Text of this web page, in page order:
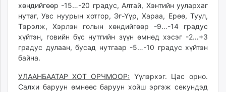
хөндийгөөр -15…-20 градус, Алтай, Хэнтийн уулархаг
нутаг, Увс нуурын хотгор, Эг-Үүр, Хараа, Ерөө, Туул,
Тэрэлж, Хэрлэн голын хөндийгөөр -9…-14 градус
хүйтэн, говийн бүс нутгийн зүүн өмнөд хэсэг -2…+3
градус дулаан, бусад нутгаар -5…-10 градус хүйтэн
байна.
УЛААНБААТАР ХОТ ОРЧМООР: Үүлэрхэг. Цас орно.
Салхи баруун өмнөөс баруун хойш эргэж секундэд